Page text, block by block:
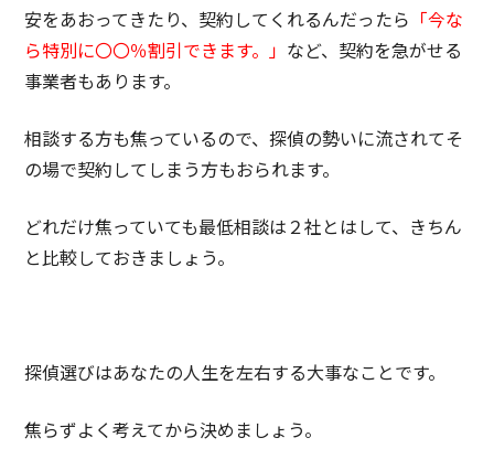
安をあおってきたり、契約してくれるんだったら 「今な
ら特別に〇〇％割引できます。」 など、契約を急がせる
事業者もあります。
相談する方も焦っているので、探偵の勢いに流されてそ
の場で契約してしまう方もおられます。
どれだけ焦っていても最低相談は２社とはして、きちん
と比較しておきましょう。
探偵選びはあなたの人生を左右する大事なことです。
焦らずよく考えてから決めましょう。